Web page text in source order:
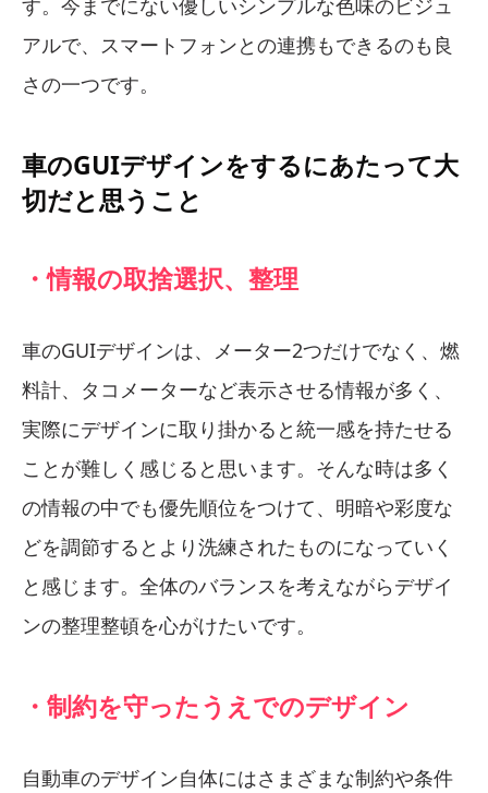
す。今までにない優しいシンプルな色味のビジュ
アルで、スマートフォンとの連携もできるのも良
さの一つです。
車のGUIデザインをするにあたって大
切だと思うこと
・情報の取捨選択、整理
車のGUIデザインは、メーター2つだけでなく、燃
料計、タコメーターなど表示させる情報が多く、
実際にデザインに取り掛かると統一感を持たせる
ことが難しく感じると思います。そんな時は多く
の情報の中でも優先順位をつけて、明暗や彩度な
どを調節するとより洗練されたものになっていく
と感じます。全体のバランスを考えながらデザイ
ンの整理整頓を心がけたいです。
・制約を守ったうえでのデザイン
自動車のデザイン自体にはさまざまな制約や条件